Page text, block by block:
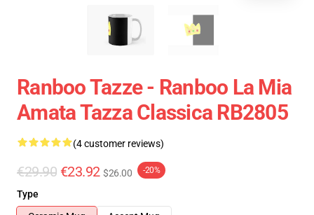
Ranboo Tazze - Ranboo La Mia
Amata Tazza Classica RB2805
(4 customer reviews)
€29.90 €23.92 $26.00 -20%
Type